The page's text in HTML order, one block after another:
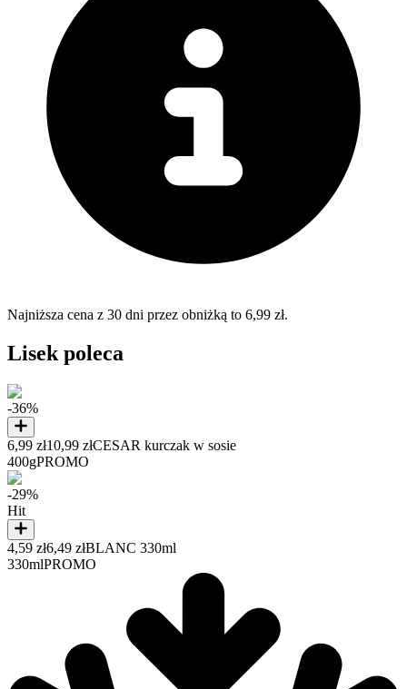
Najniższa cena z 30 dni przez obniżką to 6,99 zł.
Lisek poleca
-36%
6,99 zł10,99 złCESAR kurczak w sosie
400gPROMO
-29%
Hit
4,59 zł6,49 złBLANC 330ml
330mlPROMO